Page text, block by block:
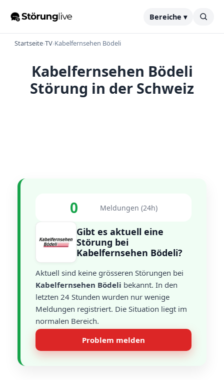
Bereiche ▾
Startseite›TV›Kabelfernsehen Bödeli
Kabelfernsehen Bödeli
Störung in der Schweiz
0 Meldungen (24h)
Gibt es aktuell eine
Störung bei
Kabelfernsehen Bödeli?
Aktuell sind keine grösseren Störungen bei
Kabelfernsehen Bödeli bekannt. In den
letzten 24 Stunden wurden nur wenige
Meldungen registriert. Die Situation liegt im
normalen Bereich.
Problem melden